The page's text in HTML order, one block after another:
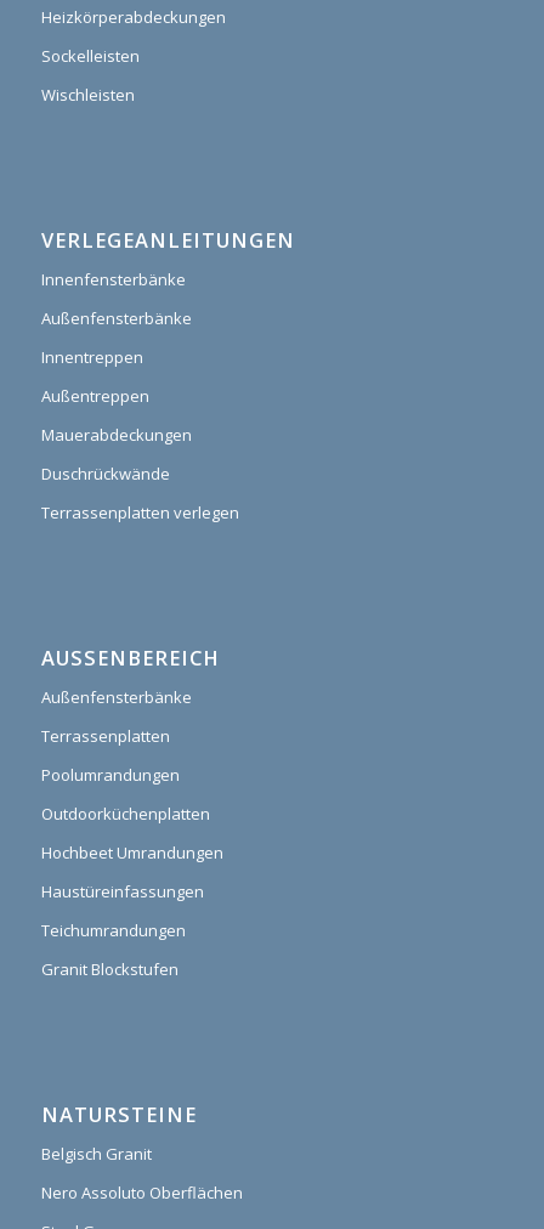
Heizkörperabdeckungen
Sockelleisten
Wischleisten
VERLEGEANLEITUNGEN
Innenfensterbänke
Außenfensterbänke
Innentreppen
Außentreppen
Mauerabdeckungen
Duschrückwände
Terrassenplatten verlegen
AUSSENBEREICH
Außenfensterbänke
Terrassenplatten
Poolumrandungen
Outdoorküchenplatten
Hochbeet Umrandungen
Haustüreinfassungen
Teichumrandungen
Granit Blockstufen
NATURSTEINE
Belgisch Granit
Nero Assoluto Oberflächen